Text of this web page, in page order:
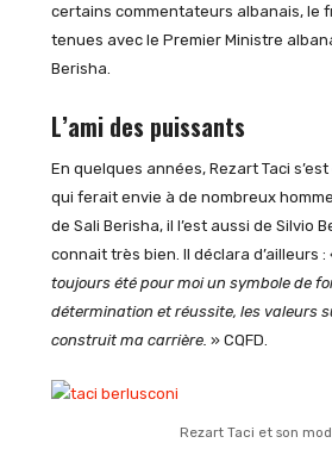
certains commentateurs albanais, le
tenues avec le Premier Ministre
Berisha.
L’ami des puissants
En quelques années, Rezart Taci
qui ferait envie à de nombreux
de Sali Berisha, il l’est aussi de Silvio
connait très bien. Il déclara d’ailleurs :
toujours été pour moi un symbole de
détermination et réussite, les valeurs
construit ma carrière. » CQFD.
Rezart Taci et son